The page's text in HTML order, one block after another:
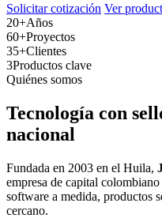
Solicitar cotización Ver
20+Años
60+Proyectos
35+Clientes
3Productos clave
Quiénes somos
Tecnología con
nacional
Fundada en 2003 en el Huila,
empresa de capital
software a medida, productos
cercano.